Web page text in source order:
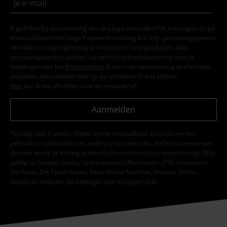
Ik geef hierbij toestemming om de Large-nieuwsbrief te ontvangen en ga
ermee akkoord dat Large Popmerchandising B.V. mijn persoonsgegevens
verwerkt om mij regelmatig te informeren over producten. Mijn
persoonsgegevens worden verwerkt in overeenstemming met de
bepalingen van het
Privacybeleid . Ik kan mijn toestemming te allen tijde
intrekken, bijvoorbeeld door op de ‘afmelden’-link te klikken.
Hier kan ik me afmelden voor de nieuwsbrief.
Aanmelden
*Geldig voor 4 weken. Alleen online inwisselbaar. Kan niet worden
gebruikt in combinatie met andere promotiecodes. Na het invoeren van
de code wordt de korting automatisch verrekend in je winkelmandje. Niet
geldig op boeken, media, cadeaubonnen, Rammstein, (Till) Lindemann,
Die Ärzte, Die Toten Hosen, Feine Sahne Fischfilet, Broilers, Böhse
Onkelz en artikelen die bijdragen aan een goed doel.